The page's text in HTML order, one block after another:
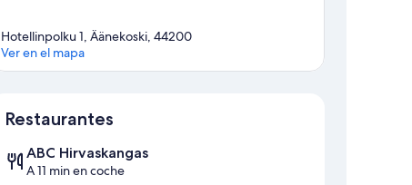
Hotellinpolku 1, Äänekoski, 44200
Ver en el mapa
Restaurantes
ABC Hirvaskangas
A 11 min en coche